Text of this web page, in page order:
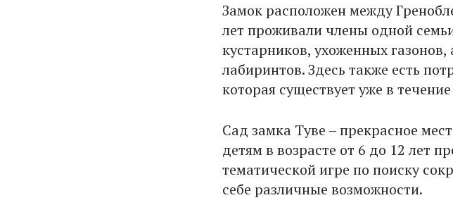
Замок расположен между
лет проживали члены одной
кустарников, ухоженных
лабиринтов. Здесь также есть
которая существует уже в
Сад замка Туве – прекрасное
детям в возрасте от 6 до 12 лет
тематической игре по поиску
себе различные возможности.